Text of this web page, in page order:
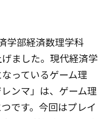
学部経済数理学科
げました。現代経済学
っているゲーム理
ンマ」は、ゲーム理
です。今回はプレイ